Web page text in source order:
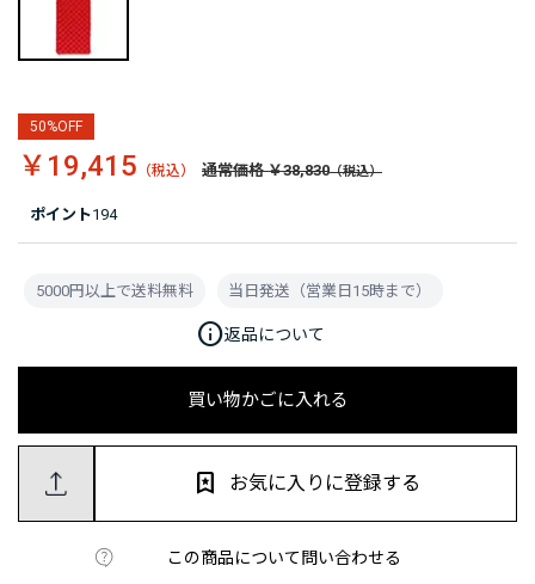
ポイント194
50%OFF
￥19,415 通常価格 ￥38,830
買い物かごに入れる
この商品について問い合わせる
お気に入りに登録する
5000円以上で送料無料 当日発送（営業日15時まで）
info返品について